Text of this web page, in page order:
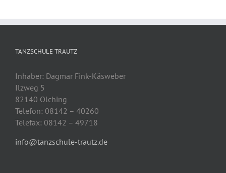
TANZSCHULE TRAUTZ
Inhaber: Dagmar Fink-Käsweber
Ilzweg 5
82140 Olching
Telefon: 08142 – 40260
Telefax: 08142 – 49718
info@tanzschule-trautz.de